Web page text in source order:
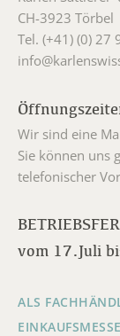
CH-3923 Törbel
Tel. (+41) (0) 27
Wir sind eine
Sie können uns
telefonischer
vom 17.Juli
ALS